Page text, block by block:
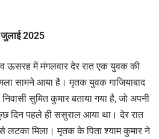
जुलाई 2025
ऊसरह में मंगलवार देर रात एक युवक की
सामने आया है। मृतक युवक गाजियाबाद
सुमित कुमार बताया गया है, जो अपनी
दिन पहले ही ससुराल आया था। देर रात
मिला। मृतक के पिता श्याम कुमार ने